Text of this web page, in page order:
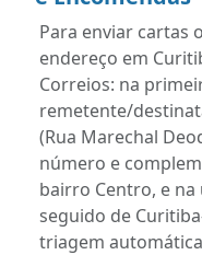
Para enviar cartas
endereço em
Correios: na
remetente/
(Rua Marechal
número e
bairro Centro, e na
seguido de
triagem